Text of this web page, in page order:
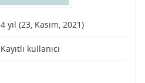
4 yıl (23, Kasım, 2021)
Kayıtlı kullanıcı